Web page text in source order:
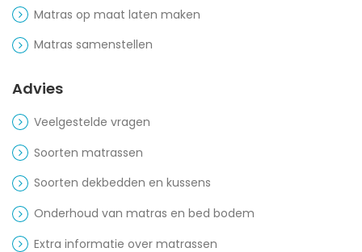
Matras op maat laten maken
Matras samenstellen
Advies
Veelgestelde vragen
Soorten matrassen
Soorten dekbedden en kussens
Onderhoud van matras en bed bodem
Extra informatie over matrassen